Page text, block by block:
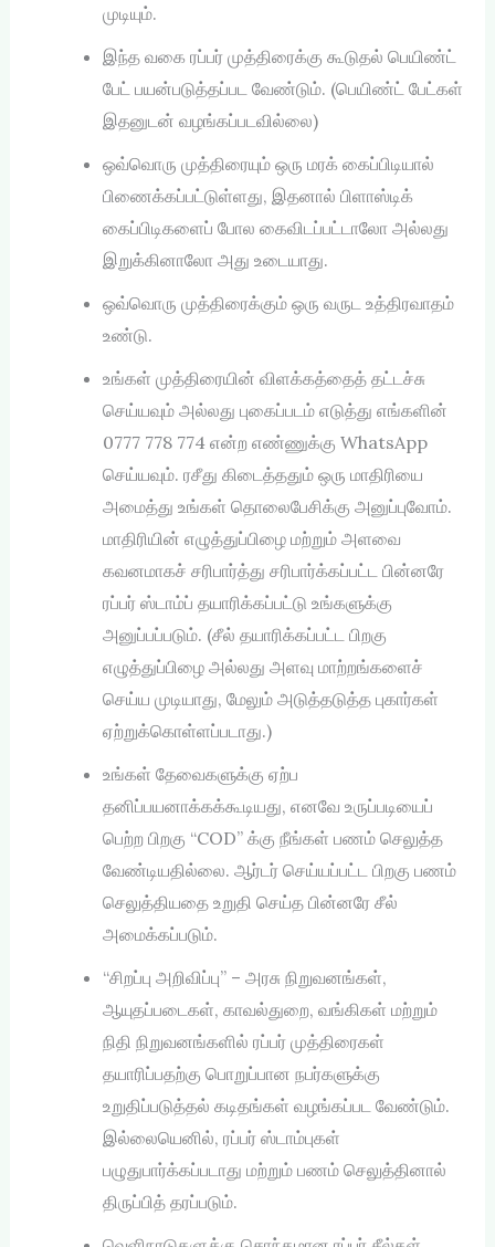
முடியும்.
இந்த வகை ரப்பர் முத்திரைக்கு கூடுதல் பெயிண்ட்
பேட் பயன்படுத்தப்பட வேண்டும். (பெயிண்ட் பேட்கள்
இதனுடன் வழங்கப்படவில்லை)
ஒவ்வொரு முத்திரையும் ஒரு மரக் கைப்பிடியால்
பிணைக்கப்பட்டுள்ளது, இதனால் பிளாஸ்டிக்
கைப்பிடிகளைப் போல கைவிடப்பட்டாலோ அல்லது
இறுக்கினாலோ அது உடையாது.
ஒவ்வொரு முத்திரைக்கும் ஒரு வருட உத்திரவாதம்
உண்டு.
உங்கள் முத்திரையின் விளக்கத்தைத் தட்டச்சு
செய்யவும் அல்லது புகைப்படம் எடுத்து எங்களின்
0777 778 774 என்ற எண்ணுக்கு WhatsApp
செய்யவும். ரசீது கிடைத்ததும் ஒரு மாதிரியை
அமைத்து உங்கள் தொலைபேசிக்கு அனுப்புவோம்.
மாதிரியின் எழுத்துப்பிழை மற்றும் அளவை
கவனமாகச் சரிபார்த்து சரிபார்க்கப்பட்ட பின்னரே
ரப்பர் ஸ்டாம்ப் தயாரிக்கப்பட்டு உங்களுக்கு
அனுப்பப்படும். (சீல் தயாரிக்கப்பட்ட பிறகு
எழுத்துப்பிழை அல்லது அளவு மாற்றங்களைச்
செய்ய முடியாது, மேலும் அடுத்தடுத்த புகார்கள்
ஏற்றுக்கொள்ளப்படாது.)
உங்கள் தேவைகளுக்கு ஏற்ப
தனிப்பயனாக்கக்கூடியது, எனவே உருப்படியைப்
பெற்ற பிறகு “COD” க்கு நீங்கள் பணம் செலுத்த
வேண்டியதில்லை. ஆர்டர் செய்யப்பட்ட பிறகு பணம்
செலுத்தியதை உறுதி செய்த பின்னரே சீல்
அமைக்கப்படும்.
“சிறப்பு அறிவிப்பு” – அரசு நிறுவனங்கள்,
ஆயுதப்படைகள், காவல்துறை, வங்கிகள் மற்றும்
நிதி நிறுவனங்களில் ரப்பர் முத்திரைகள்
தயாரிப்பதற்கு பொறுப்பான நபர்களுக்கு
உறுதிப்படுத்தல் கடிதங்கள் வழங்கப்பட வேண்டும்.
இல்லையெனில், ரப்பர் ஸ்டாம்புகள்
பழுதுபார்க்கப்படாது மற்றும் பணம் செலுத்தினால்
திருப்பித் தரப்படும்.